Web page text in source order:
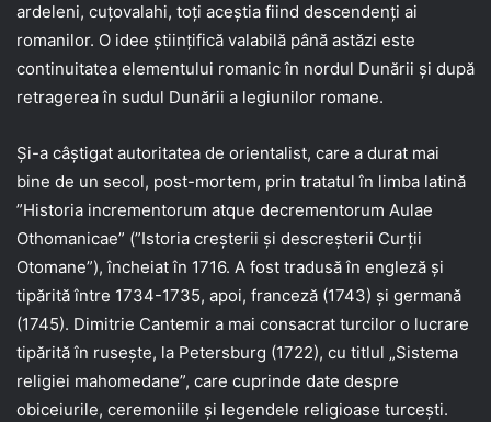
ardeleni, cuţovalahi, toţi aceştia fiind descendenţi ai
romanilor. O idee ştiinţifică valabilă până astăzi este
continuitatea elementului romanic în nordul Dunării şi după
retragerea în sudul Dunării a legiunilor romane.
Şi-a câştigat autoritatea de orientalist, care a durat mai
bine de un secol, post-mortem, prin tratatul în limba latină
”Historia incrementorum atque decrementorum Aulae
Othomanicae” (”Istoria creşterii şi descreşterii Curţii
Otomane”), încheiat în 1716. A fost tradusă în engleză şi
tipărită între 1734-1735, apoi, franceză (1743) şi germană
(1745). Dimitrie Cantemir a mai consacrat turcilor o lucrare
tipărită în ruseşte, la Petersburg (1722), cu titlul „Sistema
religiei mahomedane”, care cuprinde date despre
obiceiurile, ceremoniile şi legendele religioase turceşti.